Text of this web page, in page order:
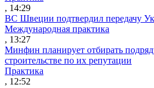
, 14:29
ВС Швеции подтвердил передачу
Международная практика
, 13:27
Минфин планирует отбирать
строительстве по их репутации
Практика
, 12:52